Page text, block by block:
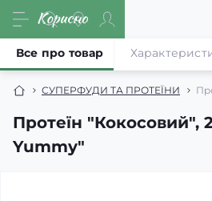
СУПЕРФУДИ ТА ПРОТЕЇНИ
Протеїн "Кокосовий",
Yummy"
Все про товар